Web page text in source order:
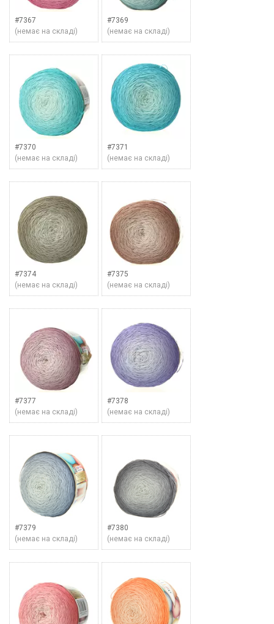
#7367
(немає на складі)
#7369
(немає на складі)
#7370
(немає на складі)
#7371
(немає на складі)
#7374
(немає на складі)
#7375
(немає на складі)
#7377
(немає на складі)
#7378
(немає на складі)
#7379
(немає на складі)
#7380
(немає на складі)